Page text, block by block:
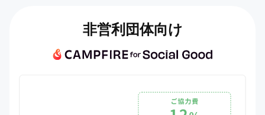
非営利団体向け